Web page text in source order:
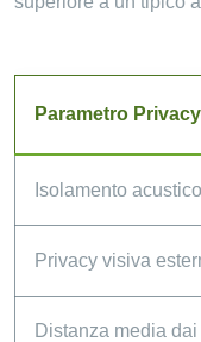
Parametro Privacy
Isolamento
Privacy visiva
Distanza media